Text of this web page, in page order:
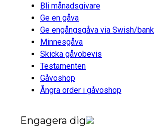
Bli månadsgivare
Ge en gåva
Ge engångsgåva via Swish/bank
Minnesgåva
Skicka gåvobevis
Testamenten
Gåvoshop
Ångra order i gåvoshop
Engagera dig